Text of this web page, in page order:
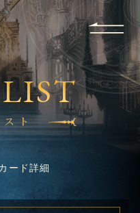
APPLICATION
スト
ード詳細